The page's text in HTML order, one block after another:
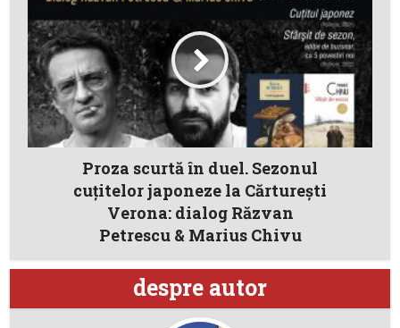
Proza scurtă în duel. Sezonul
cuțitelor japoneze la Cărturești
Verona: dialog Răzvan
Petrescu & Marius Chivu
despre autor